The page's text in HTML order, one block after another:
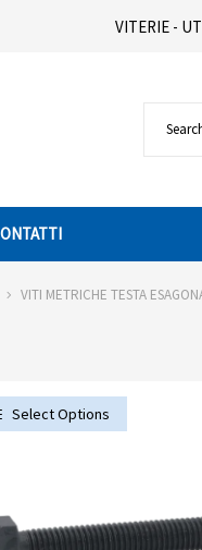
VITERIE -
VITI METRICHE TESTA
Select Options